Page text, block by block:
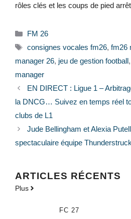
rôles clés et les coups de pied
Catégories
FM 26
Étiquettes
consignes vocales fm26, fm26
manager 26, jeu de gestion football,
manager
EN DIRECT : Ligue 1 –
la DNCG… Suivez en temps réel
clubs de L1
Jude Bellingham et Alexia
spectaculaire équipe
ARTICLES RÉCENTS
Plus
FC 27